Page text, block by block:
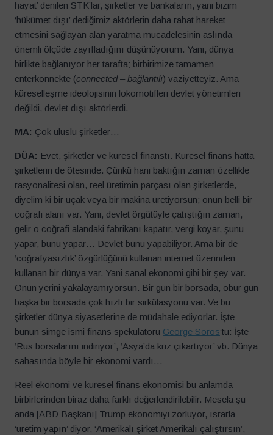
hayat’ denilen STK’lar, şirketler ve bankaların, yani bizim
‘hükümet dışı’ dediğimiz aktörlerin daha rahat hareket
etmesini sağlayan alan yaratma mücadelesinin aslında
önemli ölçüde zayıfladığını düşünüyorum. Yani, dünya
birlikte bağlanıyor her tarafta; birbirimize tamamen
enterkonnekte (connected – bağlantılı) vaziyetteyiz. Ama
küreselleşme ideolojisinin lokomotifleri devlet yönetimleri
değildi, devlet dışı aktörlerdi.
MA: Çok uluslu şirketler…
DÜA: Evet, şirketler ve küresel finanstı. Küresel finans hatta
şirketlerin de ötesinde. Çünkü hani baktığın zaman özellikle
rasyonalitesi olan, reel üretimin parçası olan şirketlerde,
diyelim ki bir uçak veya bir makina üretiyorsun; onun belli bir
coğrafi alanı var. Yani, devlet örgütüyle çatıştığın zaman,
gelir o coğrafi alandaki fabrikanı kapatır, vergi koyar, şunu
yapar, bunu yapar… Devlet bunu yapabiliyor. Ama bir de
‘coğrafyasızlık’ özgürlüğünü kullanan internet üzerinden
kullanan bir dünya var. Yani sanal ekonomi gibi bir şey var.
Onun yerini yakalayamıyorsun. Bir gün bir borsada, öbür gün
başka bir borsada çok hızlı bir sirkülasyonu var. Ve bu
şirketler dünya siyasetlerine de müdahale ediyorlar. İşte
bunun simge ismi finans spekülatörü George Soros’tu: İşte
‘Rus borsalarını indiriyor’, ‘Asya’da kriz çıkartıyor’ vb. Dünya
sahasında böyle bir ekonomi vardı…
Reel ekonomi ve küresel finans ekonomisi bu anlamda
birbirlerinden biraz daha farklı değerlendirilebilir. Mesela şu
anda [ABD Başkanı] Trump ekonomiyi zorluyor, ısrarla
‘üretim yapın’ diyor, ‘Amerikalı şirket Amerikalı çalıştırsın’,